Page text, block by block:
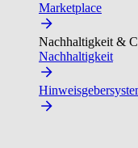
Marketplace
Nachhaltigkeit &
Nachhaltigkeit